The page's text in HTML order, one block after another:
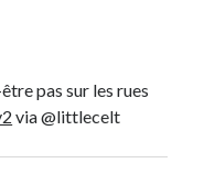
pas sur les rues
via @littlecelt